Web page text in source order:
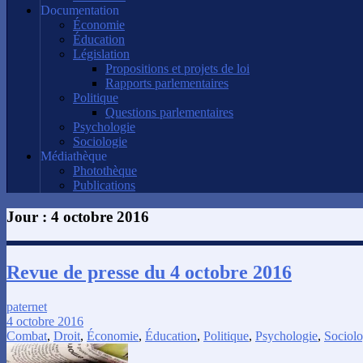
Documentation
Économie
Éducation
Législation
Propositions et projets de loi
Rapports parlementaires
Politique
Questions parlementaires
Psychologie
Sociologie
Médiathèque
Photothèque
Publications
Jour : 4 octobre 2016
Revue de presse du 4 octobre 2016
paternet
4 octobre 2016
Combat, Droit, Économie, Éducation, Politique, Psychologie,